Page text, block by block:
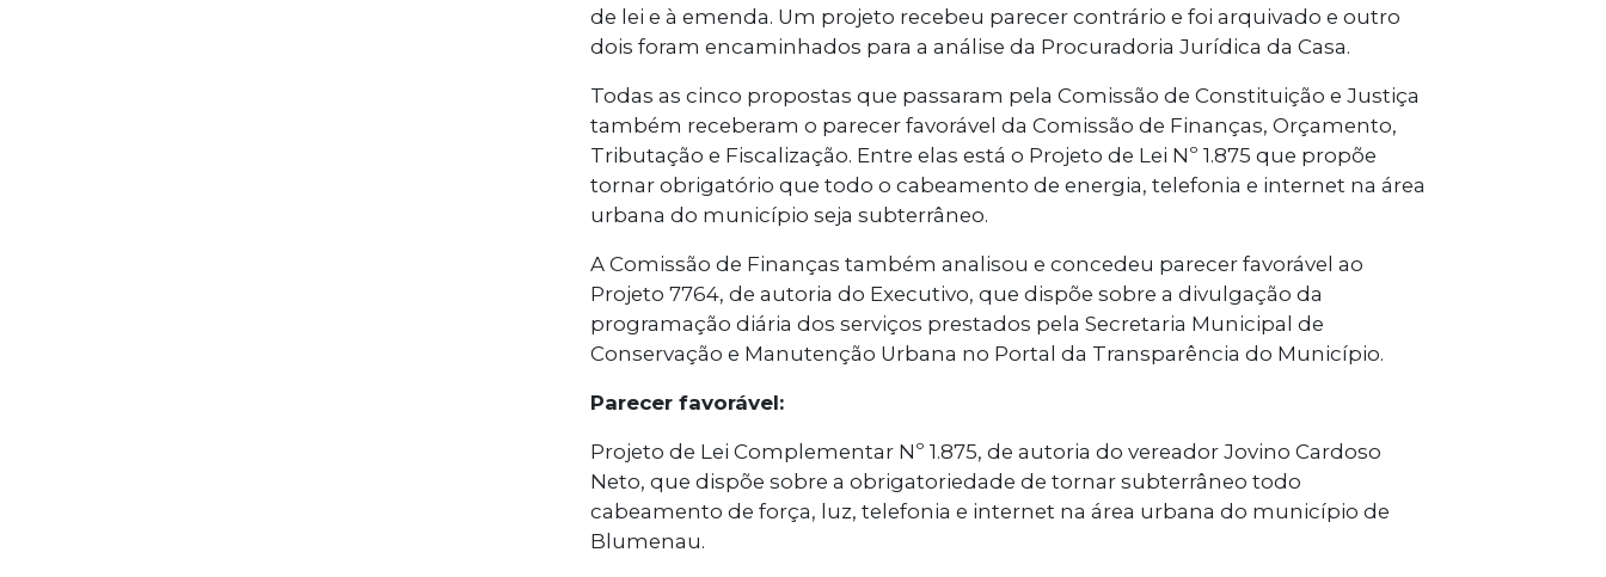
de lei e à emenda. Um projeto recebeu parecer contrário e foi arquivado e outro
dois foram encaminhados para a análise da Procuradoria Jurídica da Casa.
Todas as cinco propostas que passaram pela Comissão de Constituição e Justiça
também receberam o parecer favorável da Comissão de Finanças, Orçamento,
Tributação e Fiscalização. Entre elas está o Projeto de Lei Nº 1.875 que propõe
tornar obrigatório que todo o cabeamento de energia, telefonia e internet na área
urbana do município seja subterrâneo.
A Comissão de Finanças também analisou e concedeu parecer favorável ao
Projeto 7764, de autoria do Executivo, que dispõe sobre a divulgação da
programação diária dos serviços prestados pela Secretaria Municipal de
Conservação e Manutenção Urbana no Portal da Transparência do Município.
Parecer favorável:
Projeto de Lei Complementar Nº 1.875, de autoria do vereador Jovino Cardoso
Neto, que dispõe sobre a obrigatoriedade de tornar subterrâneo todo
cabeamento de força, luz, telefonia e internet na área urbana do município de
Blumenau.